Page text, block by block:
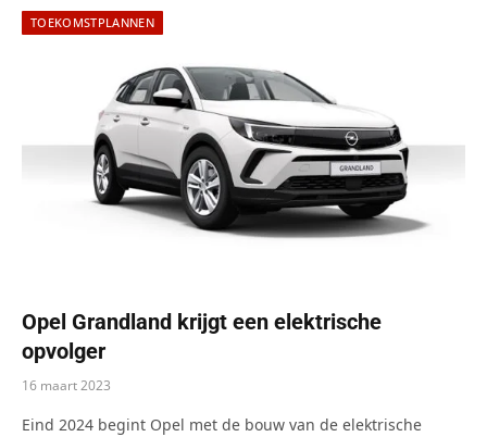
TOEKOMSTPLANNEN
Opel Grandland krijgt een elektrische
opvolger
16 maart 2023
Eind 2024 begint Opel met de bouw van de elektrische